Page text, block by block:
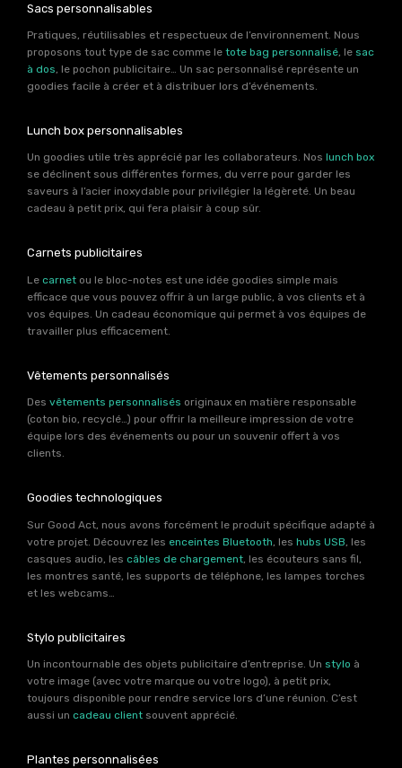
Sacs personnalisables
Pratiques, réutilisables et respectueux de l’environnement. Nous
proposons tout type de sac comme le tote bag personnalisé, le sac
à dos, le pochon publicitaire… Un sac personnalisé représente un
goodies facile à créer et à distribuer lors d’événements.
Lunch box personnalisables
Un goodies utile très apprécié par les collaborateurs. Nos lunch box
se déclinent sous différentes formes, du verre pour garder les
saveurs à l’acier inoxydable pour privilégier la légèreté. Un beau
cadeau à petit prix, qui fera plaisir à coup sûr.
Carnets publicitaires
Le carnet ou le bloc-notes est une idée goodies simple mais
efficace que vous pouvez offrir à un large public, à vos clients et à
vos équipes. Un cadeau économique qui permet à vos équipes de
travailler plus efficacement.
Vêtements personnalisés
Des vêtements personnalisés originaux en matière responsable
(coton bio, recyclé…) pour offrir la meilleure impression de votre
équipe lors des événements ou pour un souvenir offert à vos
clients.
Goodies technologiques
Sur Good Act, nous avons forcément le produit spécifique adapté à
votre projet. Découvrez les enceintes Bluetooth , les hubs USB , les
casques audio, les câbles de chargement , les écouteurs sans fil,
les montres santé, les supports de téléphone, les lampes torches
et les webcams…
Stylo publicitaires
Un incontournable des objets publicitaire d’entreprise. Un stylo à
votre image (avec votre marque ou votre logo), à petit prix,
toujours disponible pour rendre service lors d’une réunion. C’est
aussi un cadeau client souvent apprécié.
Plantes personnalisées